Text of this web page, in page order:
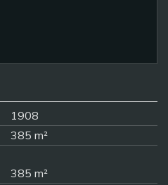
1908
385 m²
385 m²